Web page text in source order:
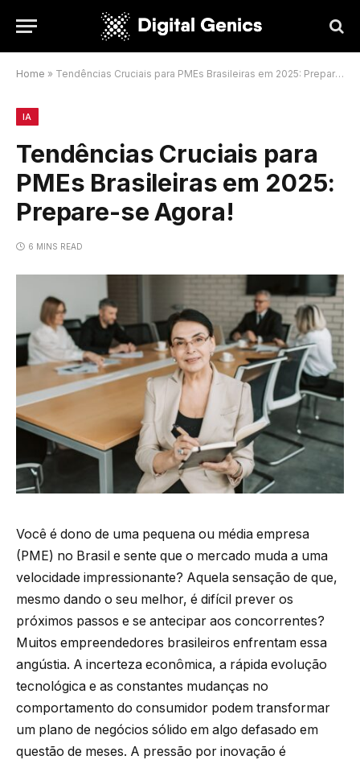
Home » Tendências Cruciais para PMEs Brasileiras em 2025: Prepare-se Agora!
IA
Tendências Cruciais para
PMEs Brasileiras em 2025:
Prepare-se Agora!
6 MINS READ
Você é dono de uma pequena ou média empresa
(PME) no Brasil e sente que o mercado muda a uma
velocidade impressionante? Aquela sensação de que,
mesmo dando o seu melhor, é difícil prever os
próximos passos e se antecipar aos concorrentes?
Muitos empreendedores brasileiros enfrentam essa
angústia. A incerteza econômica, a rápida evolução
tecnológica e as constantes mudanças no
comportamento do consumidor podem transformar
um plano de negócios sólido em algo defasado em
questão de meses. A pressão por inovação é